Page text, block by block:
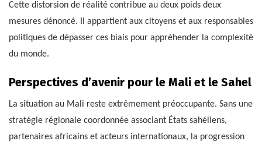
Cette distorsion de réalité contribue au deux poids deux
mesures dénoncé. Il appartient aux citoyens et aux responsables
politiques de dépasser ces biais pour appréhender la complexité
du monde.
Perspectives d’avenir pour le Mali et le Sahel
La situation au Mali reste extrêmement préoccupante. Sans une
stratégie régionale coordonnée associant États sahéliens,
partenaires africains et acteurs internationaux, la progression